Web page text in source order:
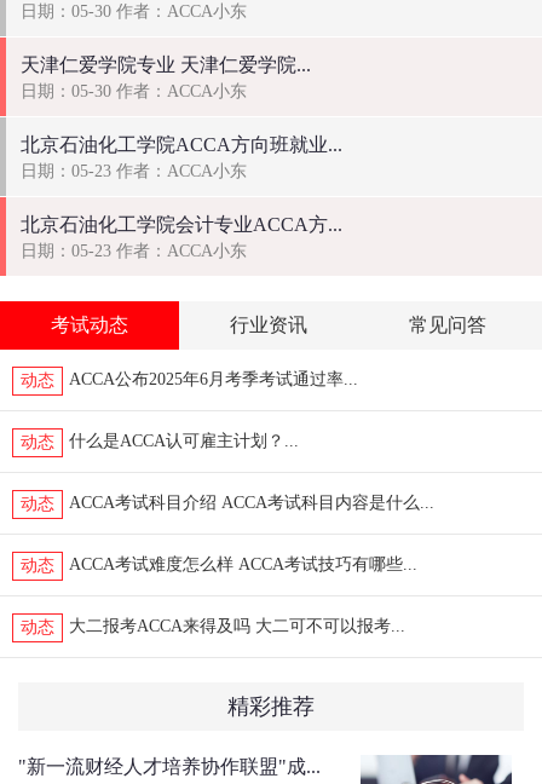
日期：05-30 作者：ACCA小东
天津仁爱学院专业 天津仁爱学院...
日期：05-30 作者：ACCA小东
北京石油化工学院ACCA方向班就业...
日期：05-23 作者：ACCA小东
北京石油化工学院会计专业ACCA方...
日期：05-23 作者：ACCA小东
考试动态 行业资讯 常见问答
动态 ACCA公布2025年6月考季考试通过率...
动态 什么是ACCA认可雇主计划？...
动态 ACCA考试科目介绍 ACCA考试科目内容是什么...
动态 ACCA考试难度怎么样 ACCA考试技巧有哪些...
动态 大二报考ACCA来得及吗 大二可不可以报考...
精彩推荐
"新一流财经人才培养协作联盟"成...